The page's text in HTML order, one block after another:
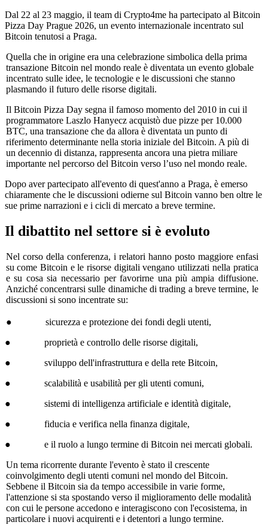
Dal 22 al 23 maggio, il team di Crypto4me ha partecipato al Bitcoin
Pizza Day Prague 2026, un evento internazionale incentrato sul
Bitcoin tenutosi a Praga.
Quella che in origine era una celebrazione simbolica della prima
transazione Bitcoin nel mondo reale è diventata un evento globale
incentrato sulle idee, le tecnologie e le discussioni che stanno
plasmando il futuro delle risorse digitali.
Il Bitcoin Pizza Day segna il famoso momento del 2010 in cui il
programmatore Laszlo Hanyecz acquistò due pizze per 10.000
BTC, una transazione che da allora è diventata un punto di
riferimento determinante nella storia iniziale del Bitcoin. A più di
un decennio di distanza, rappresenta ancora una pietra miliare
importante nel percorso del Bitcoin verso l’uso nel mondo reale.
Dopo aver partecipato all'evento di quest'anno a Praga, è emerso
chiaramente che le discussioni odierne sul Bitcoin vanno ben oltre le
sue prime narrazioni e i cicli di mercato a breve termine.
Il dibattito nel settore si è evoluto
Nel corso della conferenza, i relatori hanno posto maggiore enfasi
su come Bitcoin e le risorse digitali vengano utilizzati nella pratica
e su cosa sia necessario per favorirne una più ampia diffusione.
Anziché concentrarsi sulle dinamiche di trading a breve termine, le
discussioni si sono incentrate su:
● sicurezza e protezione dei fondi degli utenti,
● proprietà e controllo delle risorse digitali,
● sviluppo dell'infrastruttura e della rete Bitcoin,
● scalabilità e usabilità per gli utenti comuni,
● sistemi di intelligenza artificiale e identità digitale,
● fiducia e verifica nella finanza digitale,
● e il ruolo a lungo termine di Bitcoin nei mercati globali.
Un tema ricorrente durante l'evento è stato il crescente
coinvolgimento degli utenti comuni nel mondo del Bitcoin.
Sebbene il Bitcoin sia da tempo accessibile in varie forme,
l'attenzione si sta spostando verso il miglioramento delle modalità
con cui le persone accedono e interagiscono con l'ecosistema, in
particolare i nuovi acquirenti e i detentori a lungo termine.